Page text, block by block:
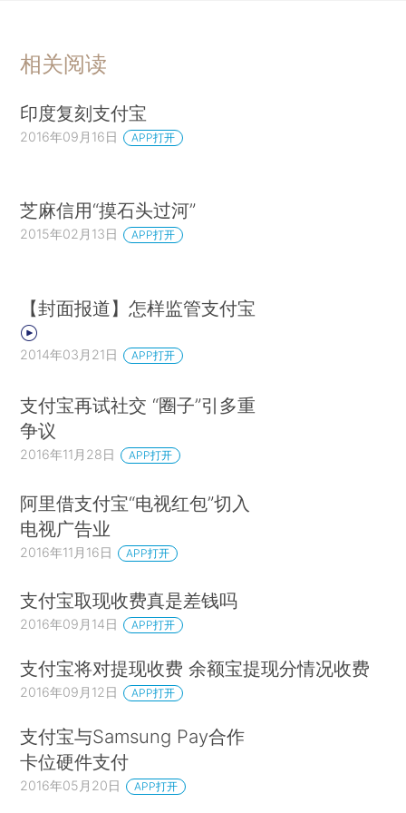
相关阅读
印度复刻支付宝
2016年09月16日 APP打开
芝麻信用“摸石头过河”
2015年02月13日 APP打开
【封面报道】怎样监管支付宝
2014年03月21日 APP打开
支付宝再试社交 “圈子”引多重
争议
2016年11月28日 APP打开
阿里借支付宝“电视红包”切入
电视广告业
2016年11月16日 APP打开
支付宝取现收费真是差钱吗
2016年09月14日 APP打开
支付宝将对提现收费 余额宝提现分情况收费
2016年09月12日 APP打开
支付宝与Samsung Pay合作
卡位硬件支付
2016年05月20日 APP打开